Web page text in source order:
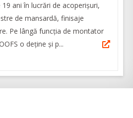
ani în lucrări de acoperişuri,
de mansardă, finisaje
Pe lângă funcția de montator
o deține și p...